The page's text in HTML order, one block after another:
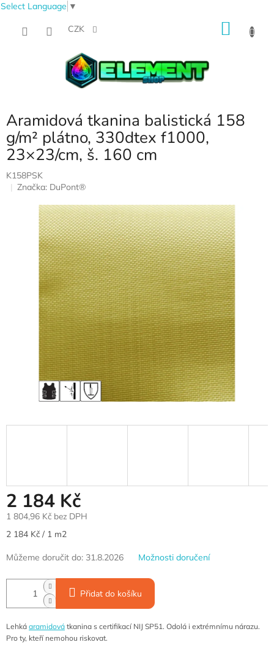
Select Language ▼
CZK
Aramidová tkanina balistická 158
g/m² plátno, 330dtex f1000,
23×23/cm, š. 160 cm
K158PSK
Značka: DuPont®
2 184 Kč
1 804,96 Kč bez DPH
Měrná
2 184 Kč / 1 m2
Můžeme doručit do: 31.8.2026 Možnosti doručení
Přidat do košíku
Lehká aramidová tkanina s certifikací NIJ SP51. Odolá i extrémnímu nárazu.
Pro ty, kteří nemohou riskovat.